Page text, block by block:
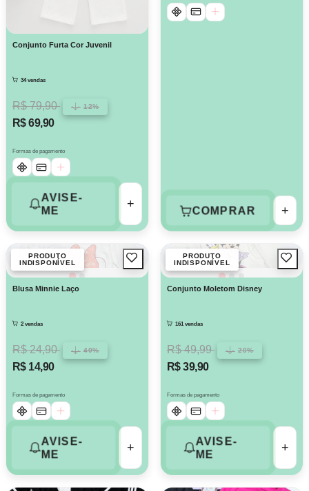
Conjunto Furta Cor Juvenil
34 vendas
R$ 79,90 12%
R$ 69,90
Formas de pagamento
AVISE-
ME
+ COMPRAR +
PRODUTO
INDISPONÍVEL
Blusa Minnie Laço
2 vendas
R$ 24,90 40%
R$ 14,90
Formas de pagamento
AVISE-
ME
+
PRODUTO
INDISPONÍVEL
Conjunto Moletom Disney
161 vendas
R$ 49,99 20%
R$ 39,90
Formas de pagamento
AVISE-
ME
+